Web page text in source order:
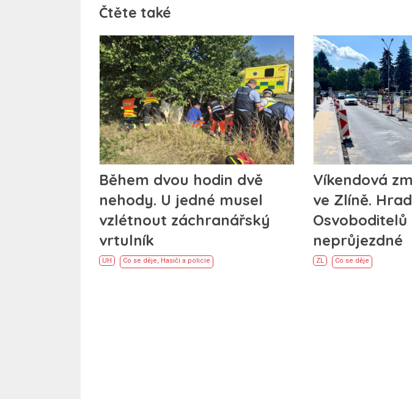
Čtěte také
Během dvou hodin dvě
nehody. U jedné musel
vzlétnout záchranářský
vrtulník
UH Co se děje, Hasiči a policie
Víkendová
ve Zlíně.
Osvoboditelů
neprůjezdné
ZL Co se děje